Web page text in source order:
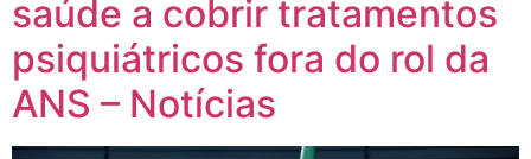
saúde a cobrir tratamentos
psiquiátricos fora do rol da
ANS – Notícias